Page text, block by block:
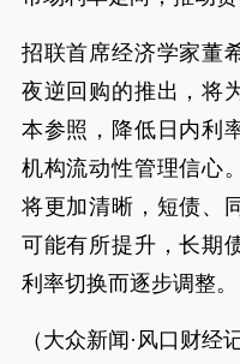
招联首席经济学家董
夜逆回购的推出，将
本参照，降低日内利
机构流动性管理信心
将更加清晰，短债、
可能有所提升，长期
利率切换而逐步调整。
（大众新闻·风口财经